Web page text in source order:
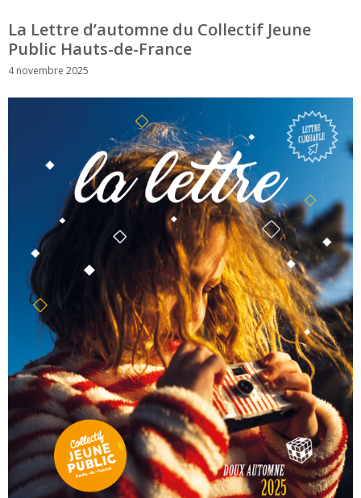
La Lettre d’automne du Collectif Jeune
Public Hauts-de-France
4 novembre 2025